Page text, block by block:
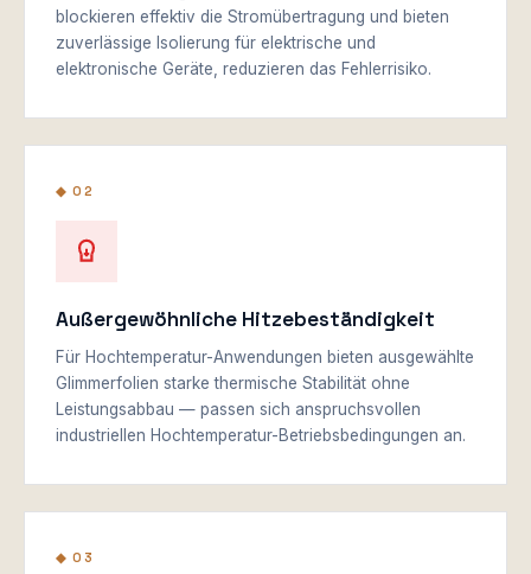
blockieren effektiv die Stromübertragung und bieten
zuverlässige Isolierung für elektrische und
elektronische Geräte, reduzieren das Fehlerrisiko.
◆ 02
Außergewöhnliche Hitzebeständigkeit
Für Hochtemperatur-Anwendungen bieten ausgewählte
Glimmerfolien starke thermische Stabilität ohne
Leistungsabbau — passen sich anspruchsvollen
industriellen Hochtemperatur-Betriebsbedingungen an.
◆ 03